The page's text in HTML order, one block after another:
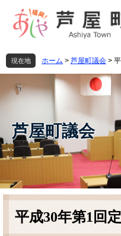
先
頭
す
を
飛
し
へ
現在地 ホーム > 芦屋町議会 >
芦屋町議会
本
平成30年第1回